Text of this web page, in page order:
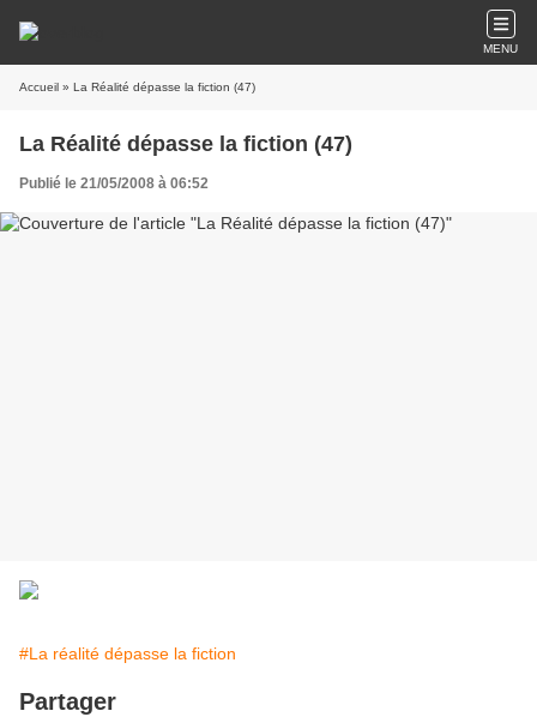
MENU
Accueil » La Réalité dépasse la fiction (47)
La Réalité dépasse la fiction (47)
Publié le 21/05/2008 à 06:52
#La réalité dépasse la fiction
Partager